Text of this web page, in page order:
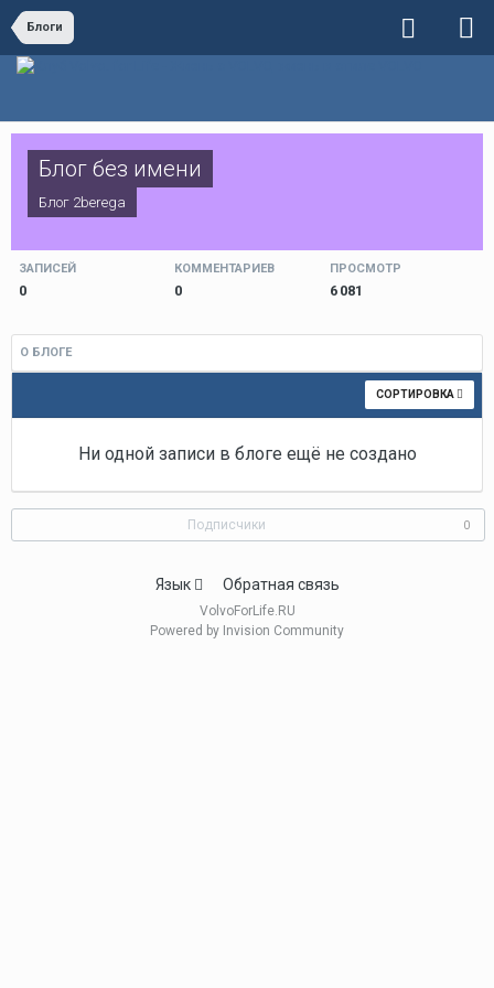
Блоги
Блог без имени
Блог 2berega
ЗАПИСЕЙ
0
КОММЕНТАРИЕВ
0
ПРОСМОТР
6 081
О БЛОГЕ
СОРТИРОВКА
Ни одной записи в блоге ещё не создано
Подписчики 0
Язык Обратная связь
VolvoForLife.RU
Powered by Invision Community